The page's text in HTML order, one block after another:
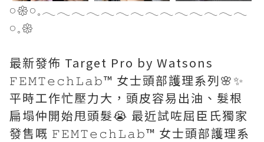
𓏸𑁍𓏸𓈒𓂃𓂃𓂃𓂃𓂃𓂃𓂃𓂃𓂃𓂃𓂃𓂃𓂃𓂃
𓏸𓈒𑁍
最新發佈 Target Pro by Watsons
𝙵𝙴𝙼𝚃𝚎𝚌𝚑𝙻𝚊𝚋™️ 女士頭部護理系列🌸✨
平時工作忙壓力大，頭皮容易出油、髮根
扁塌仲開始甩頭髮😭 最近試咗屈臣氏獨家
發售嘅 𝙵𝙴𝙼𝚃𝚎𝚌𝚑𝙻𝚊𝚋™️ 女士頭部護理系